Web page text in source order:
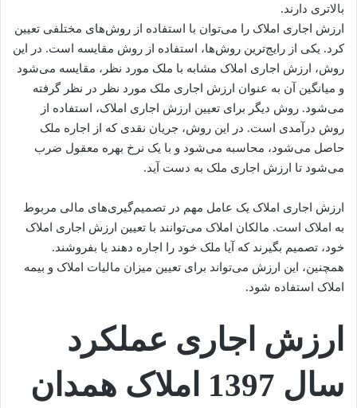
بالاتری دارند.
ارزش اجاری املاک را می‌توان با استفاده از روش‌های مختلفی تعیین
کرد. یکی از رایج‌ترین روش‌ها، استفاده از روش مقایسه است. در این
روش، ارزش اجاری املاک مشابه با ملک مورد نظر، مقایسه می‌شود
و میانگین آن به عنوان ارزش اجاری ملک مورد نظر در نظر گرفته
می‌شود. روش دیگر برای تعیین ارزش اجاری املاک، استفاده از
روش درآمدی است. در این روش، جریان نقدی که از اجاره ملک
حاصل می‌شود، محاسبه می‌شود و با یک نرخ بهره معقول ضرب
می‌شود تا ارزش اجاری ملک به دست آید.
ارزش اجاری املاک یک عامل مهم در تصمیم‌گیری‌های مالی مربوط
به املاک است. مالکان املاک می‌توانند با تعیین ارزش اجاری املاک
خود، تصمیم بگیرند که آیا ملک خود را اجاره دهند یا بفروشند.
همچنین، این ارزش می‌تواند برای تعیین میزان مالیات املاک و بیمه
املاک استفاده شود.
ارزش اجاری عملکرد
سال 1397 املاک همدان